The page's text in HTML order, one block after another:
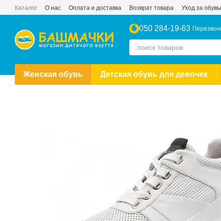
Перейти к основному контенту
Каталог О нас Оплата и доставка Возврат товара Уход за
050 284-19-63
Женская обувь Детская обувь для девочек